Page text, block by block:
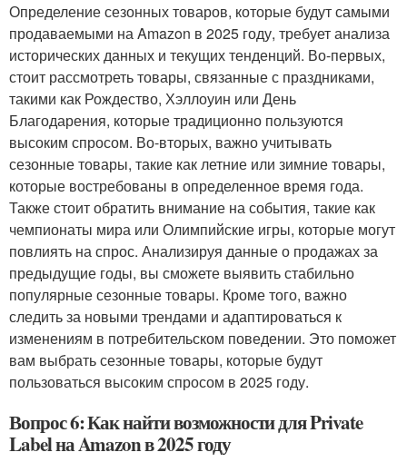
Определение сезонных товаров, которые будут самыми
продаваемыми на Amazon в 2025 году, требует анализа
исторических данных и текущих тенденций. Во-первых,
стоит рассмотреть товары, связанные с праздниками,
такими как Рождество, Хэллоуин или День
Благодарения, которые традиционно пользуются
высоким спросом. Во-вторых, важно учитывать
сезонные товары, такие как летние или зимние товары,
которые востребованы в определенное время года.
Также стоит обратить внимание на события, такие как
чемпионаты мира или Олимпийские игры, которые могут
повлиять на спрос. Анализируя данные о продажах за
предыдущие годы, вы сможете выявить стабильно
популярные сезонные товары. Кроме того, важно
следить за новыми трендами и адаптироваться к
изменениям в потребительском поведении. Это поможет
вам выбрать сезонные товары, которые будут
пользоваться высоким спросом в 2025 году.
Вопрос 6: Как найти возможности для Private
Label на Amazon в 2025 году